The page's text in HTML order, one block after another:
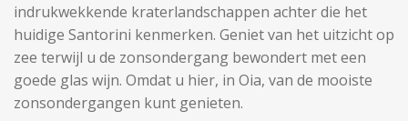
indrukwekkende kraterlandschappen achter die het
huidige Santorini kenmerken. Geniet van het uitzicht op
zee terwijl u de zonsondergang bewondert met een
goede glas wijn. Omdat u hier, in Oia, van de mooiste
zonsondergangen kunt genieten.